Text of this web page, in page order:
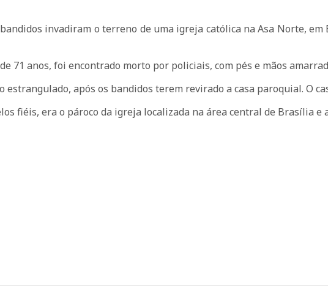
invadiram o terreno de uma igreja católica na Asa Norte,
71 anos, foi encontrado morto por policiais, com pés e mãos
estrangulado, após os bandidos terem revirado a casa paroquial. O
fiéis, era o pároco da igreja localizada na área central de Brasília e